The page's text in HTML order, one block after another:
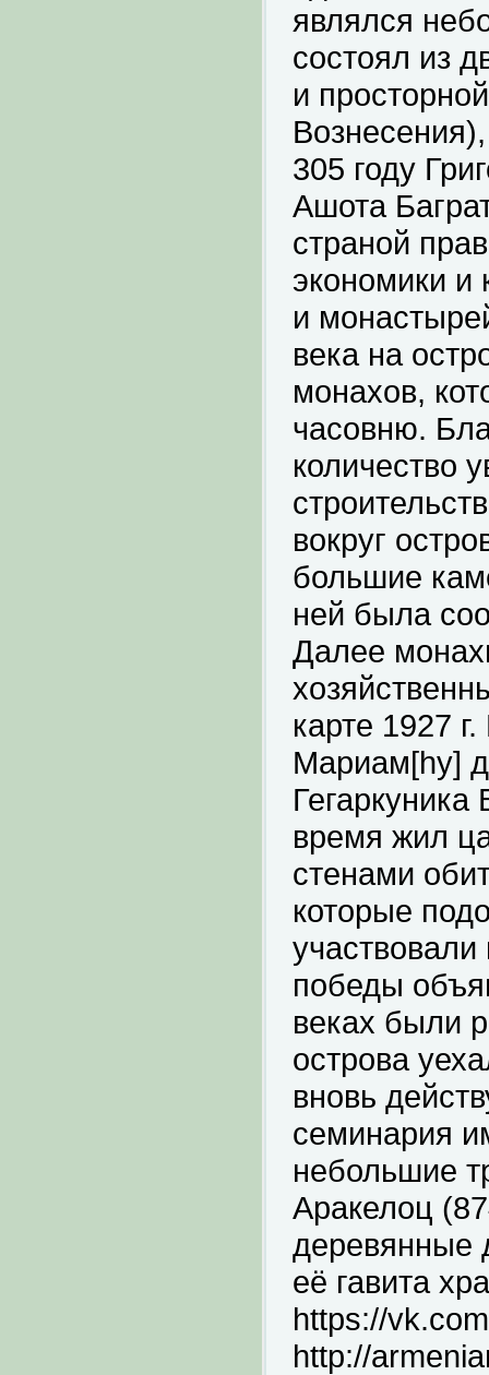
являлся
состоял из
и
305 году
Ашота
страной
экономики и
и
века на
монахов,
часовню.
количество
вокруг
большие
ней была
Далее
карте 1927
Мариам[hy]
время жил
стенами
которые
победы
веках были
острова
вновь
семинария
небольшие
Аракелоц
деревянные
её гавита
https://
http://